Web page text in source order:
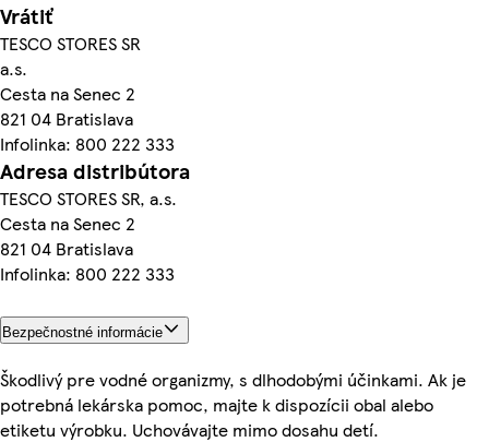
Vrátiť
TESCO STORES SR
a.s.
Cesta na Senec 2
821 04 Bratislava
Infolinka: 800 222 333
Adresa distribútora
TESCO STORES SR, a.s.
Cesta na Senec 2
821 04 Bratislava
Infolinka: 800 222 333
Bezpečnostné informácie
Škodlivý pre vodné organizmy, s dlhodobými účinkami. Ak je
potrebná lekárska pomoc, majte k dispozícii obal alebo
etiketu výrobku. Uchovávajte mimo dosahu detí.